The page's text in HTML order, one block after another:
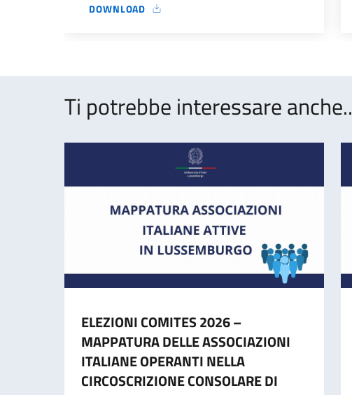
DOWNLOAD
ANNEXE 1 ET 2
Ti potrebbe interessare anche..
ELEZIONI COMITES 2026 –
MAPPATURA DELLE ASSOCIAZIONI
ITALIANE OPERANTI NELLA
CIRCOSCRIZIONE CONSOLARE DI